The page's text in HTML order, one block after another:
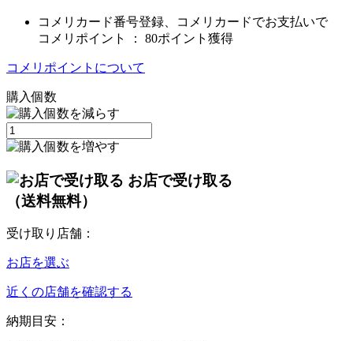
コメリカード番号登録、コメリカードでお支払いで
コメリポイント ： 80ポイント獲得
コメリポイントについて
購入個数
お店で受け取る
（送料無料）
受け取り店舗：
お店を選ぶ
近くの店舗を確認する
納期目安：